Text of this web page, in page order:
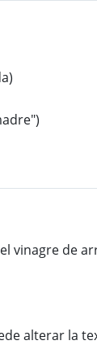
vinagre de
alterar la